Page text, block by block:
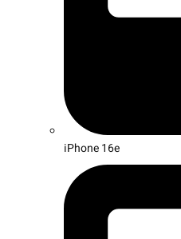
iPhone 16e